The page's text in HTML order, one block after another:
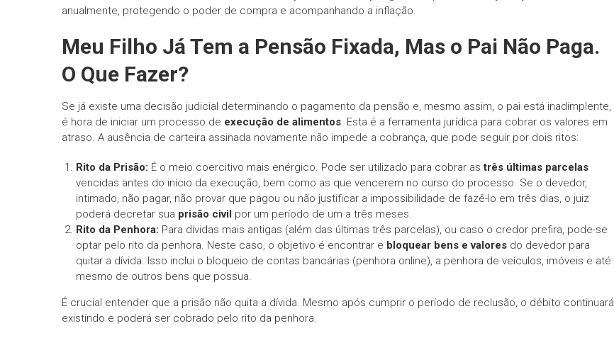
anualmente, protegendo o poder de compra e acompanhando a inflação.
Meu Filho Já Tem a Pensão Fixada, Mas o Pai Não Paga.
O Que Fazer?
Se já existe uma decisão judicial determinando o pagamento da pensão e, mesmo assim, o pai está inadimplente,
é hora de iniciar um processo de execução de alimentos. Esta é a ferramenta jurídica para cobrar os valores em
atraso. A ausência de carteira assinada novamente não impede a cobrança, que pode seguir por dois ritos:
Rito da Prisão: É o meio coercitivo mais enérgico. Pode ser utilizado para cobrar astrês últimas parcelas
vencidas antes do início da execução, bem como as que vencerem no curso do processo. Se o devedor,
intimado, não pagar, não provar que pagou ou não justificar a impossibilidade de fazê-lo em três dias, o juiz
poderá decretar sua prisão civil por um período de um a três meses.
Rito da Penhora: Para dívidas mais antigas (além das últimas três parcelas), ou caso o credor prefira, pode-se
optar pelo rito da penhora. Neste caso, o objetivo é encontrar e bloquear bens e valores do devedor para
quitar a dívida. Isso inclui o bloqueio de contas bancárias (penhora online), a penhora de veículos, imóveis e até
mesmo de outros bens que possua.
É crucial entender que a prisão não quita a dívida. Mesmo após cumprir o período de reclusão, o débito continuará
existindo e poderá ser cobrado pelo rito da penhora.